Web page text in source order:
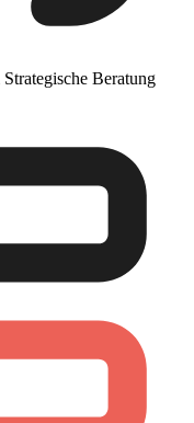
Strategische Beratung